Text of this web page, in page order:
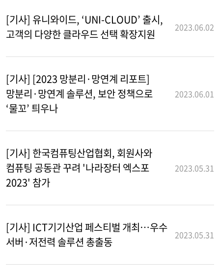
[기사] 유니와이드, ‘UNI-CLOUD’ 출시,
고객의 다양한 클라우드 선택 확장지원
2023.06.02
[기사] [2023 망분리·망연계 리포트]
망분리·망연계 솔루션, 보안 정책으로
‘물꼬’ 틔우나
2023.06.01
[기사] 한국컴퓨팅산업협회, 회원사와
컴퓨팅 공동관 꾸려 '나라장터 엑스포
2023' 참가
2023.05.31
[기사] ICT기기산업 페스티벌 개최…우수
서버·저전력 솔루션 총출동
2023.05.31